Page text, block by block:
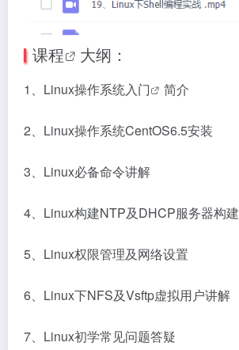
课程 大纲：
1、Linux操作系统入门 简介
2、Linux操作系统CentOS6.5安装
3、Linux必备命令讲解
4、Linux构建NTP及DHCP服务器构建
5、Linux权限管理及网络设置
6、Linux下NFS及Vsftp虚拟用户讲解
7、Linux初学常见问题答疑